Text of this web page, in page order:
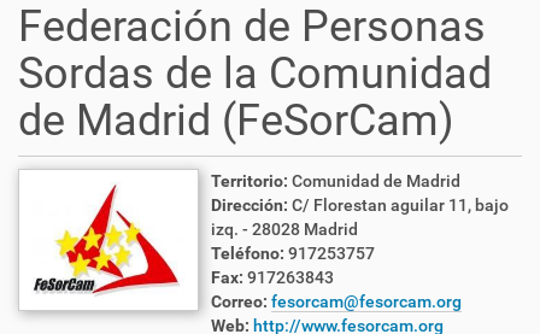
Federación de Personas
Sordas de la Comunidad
de Madrid (FeSorCam)
Territorio: Comunidad de Madrid
Dirección: C/ Florestan aguilar 11, bajo
izq. - 28028 Madrid
Teléfono: 917253757
Fax: 917263843
Correo: fesorcam@fesorcam.org
Web: http://www.fesorcam.org